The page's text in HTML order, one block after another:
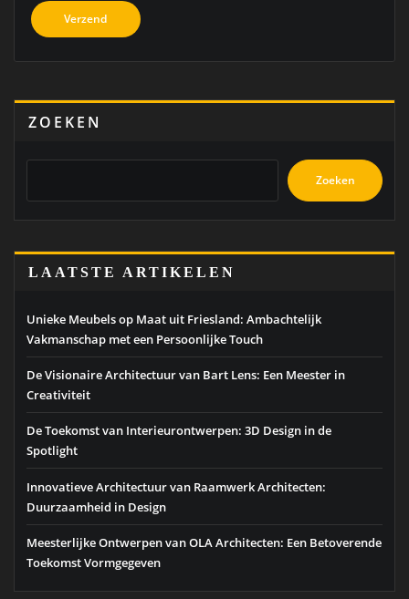
ZOEKEN
Zoeken
LAATSTE ARTIKELEN
Unieke Meubels op Maat uit Friesland: Ambachtelijk
Vakmanschap met een Persoonlijke Touch
De Visionaire Architectuur van Bart Lens: Een Meester in
Creativiteit
De Toekomst van Interieurontwerpen: 3D Design in de
Spotlight
Innovatieve Architectuur van Raamwerk Architecten:
Duurzaamheid in Design
Meesterlijke Ontwerpen van OLA Architecten: Een Betoverende
Toekomst Vormgegeven